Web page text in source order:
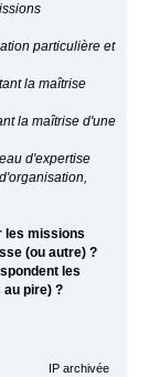
particulière et
la maîtrise
la maîtrise d'une
d'expertise
les missions
(ou autre) ?
les
pire) ?
IP archivée